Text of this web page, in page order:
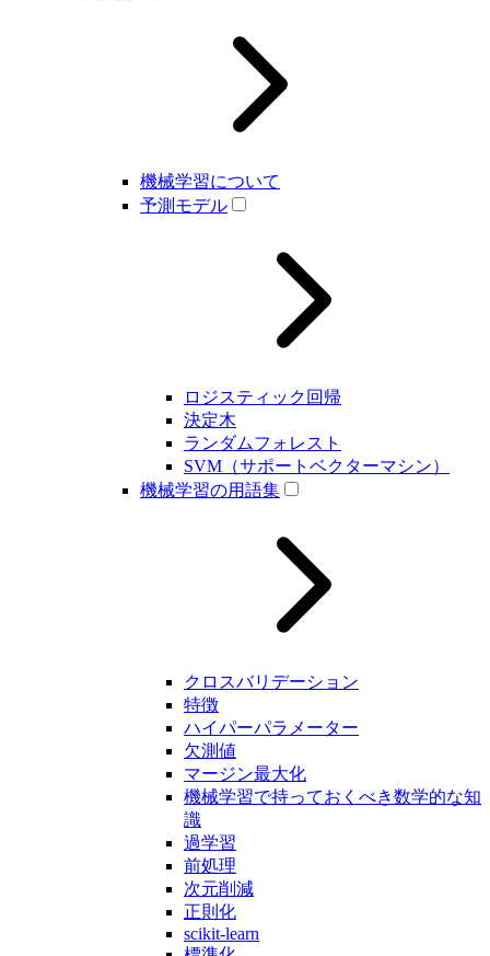
機械学習について
予測モデル
ロジスティック回帰
決定木
ランダムフォレスト
SVM（サポートベクターマシン）
機械学習の用語集
クロスバリデーション
特徴
ハイパーパラメーター
欠測値
マージン最大化
機械学習で持っておくべき数学的な知
識
過学習
前処理
次元削減
正則化
scikit-learn